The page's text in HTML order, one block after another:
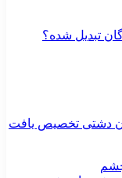
تبدیل شده؟